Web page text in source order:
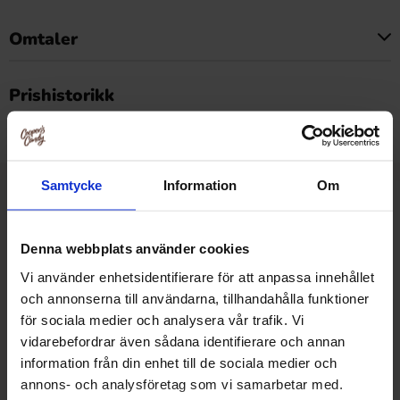
Samtycke Information Om
Denna webbplats använder cookies
Vi använder enhetsidentifierare för att anpassa innehållet
och annonserna till användarna, tillhandahålla funktioner
för sociala medier och analysera vår trafik. Vi
vidarebefordrar även sådana identifierare och annan
information från din enhet till de sociala medier och
annons- och analysföretag som vi samarbetar med.
Omtaler
Prishistorikk
Laveste pris de siste 30 dagene er 45.90 kr (2026-08-07)
Relaterte produkter
-29%